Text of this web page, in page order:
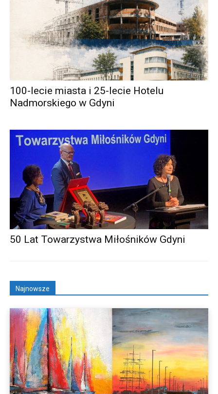
100-lecie miasta i 25-lecie Hotelu
Nadmorskiego w Gdyni
50 Lat Towarzystwa Miłośników Gdyni
Najnowsze